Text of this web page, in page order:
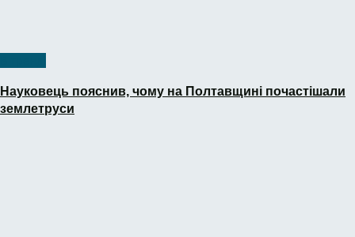
Науковець пояснив, чому на Полтавщині почастішали
землетруси